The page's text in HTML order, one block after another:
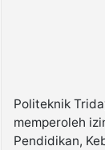
Politeknik
memperoleh
Pendidikan,